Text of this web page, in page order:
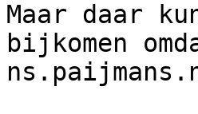
Maar daar
bijkomen